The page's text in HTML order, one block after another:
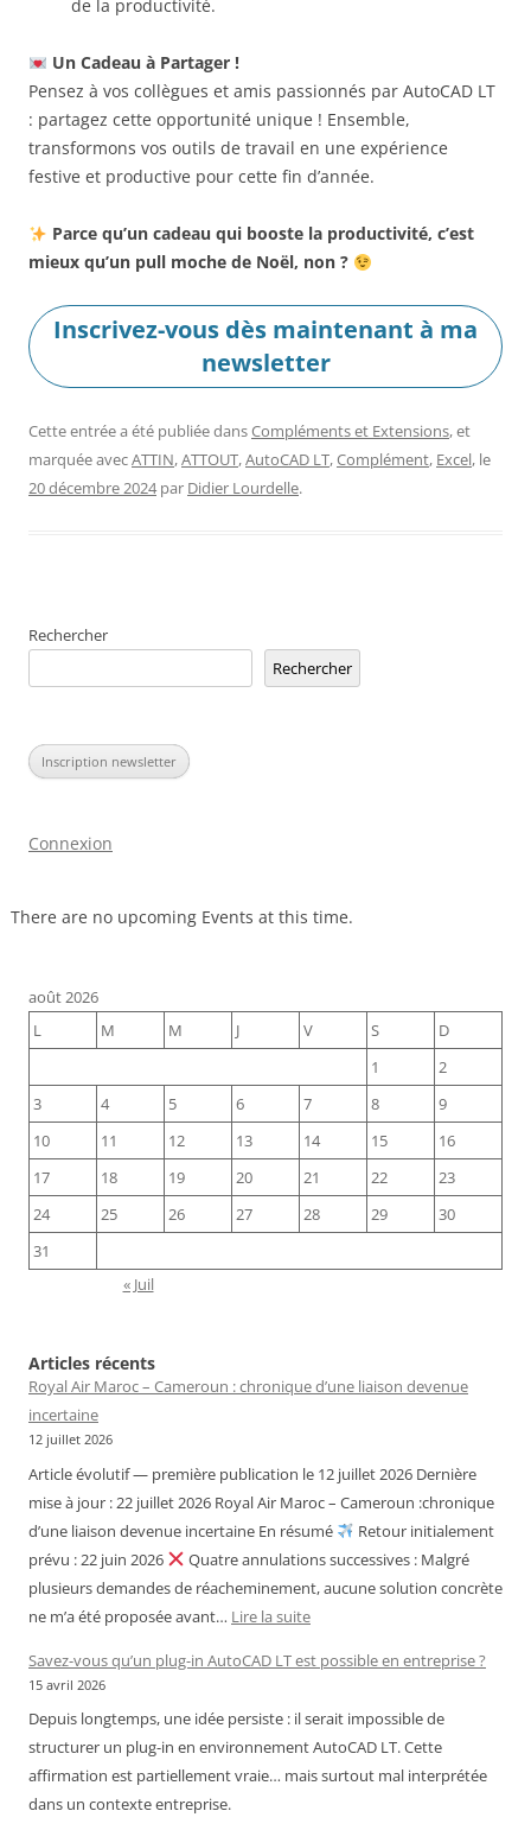
de la productivité.
Un Cadeau à Partager !
Pensez à vos collègues et amis passionnés par AutoCAD LT
: partagez cette opportunité unique ! Ensemble,
transformons vos outils de travail en une expérience
festive et productive pour cette fin d’année.
Parce qu’un cadeau qui booste la productivité, c’est
mieux qu’un pull moche de Noël, non ?
Inscrivez-vous dès maintenant à ma
newsletter
Cette entrée a été publiée dansCompléments et Extensions, et
marquée avecATTIN,ATTOUT,AutoCAD LT,Complément, Excel, le
20 décembre 2024 par Didier Lourdelle.
Rechercher
Rechercher
Inscription newsletter
Connexion
There are no upcoming Events at this time.
août 2026
L
M M J V S
D
1
2
3
4 5 6 7 8
9
10
11 12 13 14 15
16
17
18 19 20 21 22
23
24
25 26 27 28 29
30
31
« Juil
Articles récents
Royal Air Maroc – Cameroun : chronique d’une liaison devenue
incertaine
12 juillet 2026
Article évolutif — première publication le 12 juillet 2026 Dernière
mise à jour : 22 juillet 2026 Royal Air Maroc – Cameroun :chronique
d’une liaison devenue incertaine En résumé
Retour initialement
prévu : 22 juin 2026
Quatre annulations successives : Malgré
plusieurs demandes de réacheminement, aucune solution concrète
ne m’a été proposée avant… Lire la suite:
Air
–
Cameroun
:
Savez-vous qu’un plug-in AutoCAD LT est possible en entreprise ?
15 avril 2026
Depuis longtemps, une idée persiste : il serait impossible de
structurer un plug-in en environnement AutoCAD LT. Cette
affirmation est partiellement vraie… mais surtout mal interprétée
dans un contexte entreprise.